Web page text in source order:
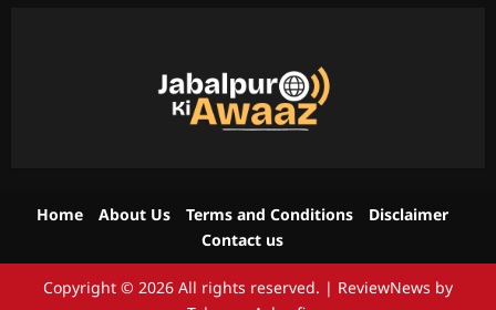
Home About Us Terms and Conditions
Disclaimer
Contact us
Copyright © 2026 All rights reserved. | ReviewNews by